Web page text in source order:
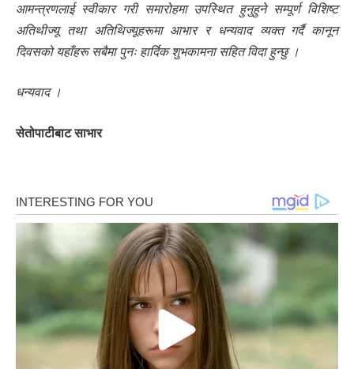
आमन्त्रणलाई स्वीकार गरी समारोहमा उपस्थित हुनुहुने सम्पूर्ण विशिष्ट
अतिथीज्यू तथा अतिथिज्यूहरूमा आभार र धन्यवाद व्यक्त गर्दै कानून
दिवसको यहाँहरू सबैमा पुनः हार्दिक शुभकामना सहित विदा हुन्छु ।
धन्यवाद ।
सेतोपाटीबाट साभार